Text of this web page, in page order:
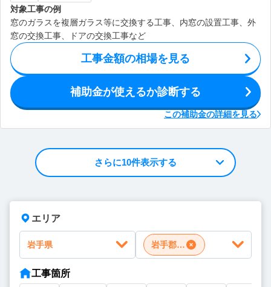
対象工事の例
窓のガラスを複層ガラス等に交換する工事、内窓の設置工事、外
窓の交換工事、ドアの交換工事など
工事金額の相場を見る
補助金が使えるか診断する
この補助金の詳細を見る
さらに10件表示する
エリア
岩手県 岩手郡岩手町
工事箇所